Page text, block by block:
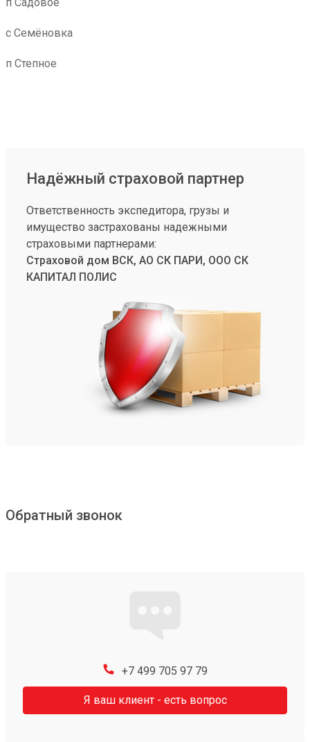
с Семёновка
п Степное
Надёжный страховой партнер
Ответственность экспедитора, грузы и
имущество застрахованы надежными
страховыми партнерами:
Страховой дом ВСК, АО СК ПАРИ, ООО СК
КАПИТАЛ ПОЛИС
Обратный звонок
+7 499 705 97 79
Я ваш клиент - есть вопрос